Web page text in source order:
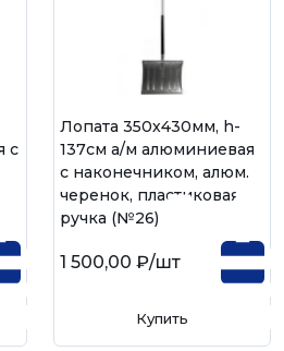
с
Лопата 350х430мм, h-
137см а/м алюминиевая
с наконечником, алюм.
черенок, пластиковая
ручка (№26)
1 500,00 ₽/шт
Купить